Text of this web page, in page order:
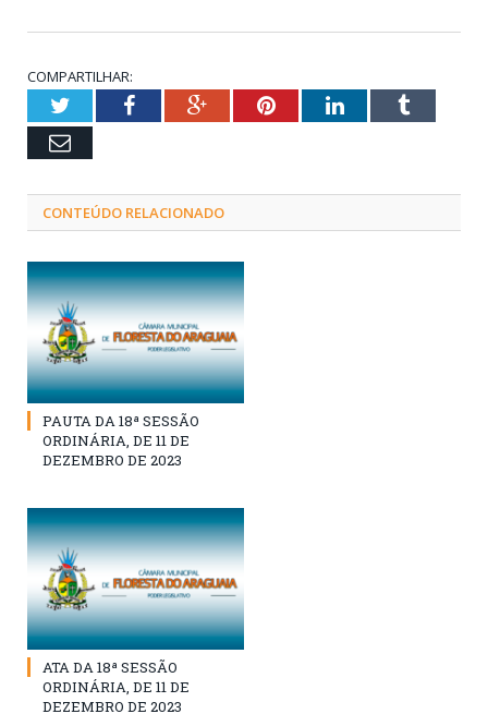
COMPARTILHAR:
TwitterFacebookGoogle+PinterestLinkedInTumblr
Email
CONTEÚDO RELACIONADO
PAUTA DA 18ª SESSÃO
ORDINÁRIA, DE 11 DE
DEZEMBRO DE 2023
ATA DA 18ª SESSÃO
ORDINÁRIA, DE 11 DE
DEZEMBRO DE 2023